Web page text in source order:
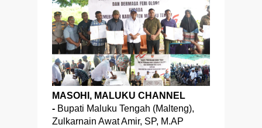
MASOHI, MALUKU CHANNEL
- Bupati Maluku Tengah (Malteng),
Zulkarnain Awat Amir, SP, M.AP